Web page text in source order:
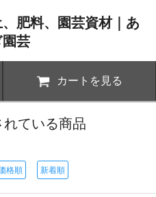
肥料、園芸資材｜あ
芸
カートを見る
れている商品
格順 新着順